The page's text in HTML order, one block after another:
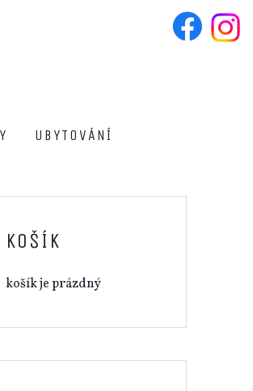
UBYTOVÁNÍ
KOŠÍK
košík je prázdný